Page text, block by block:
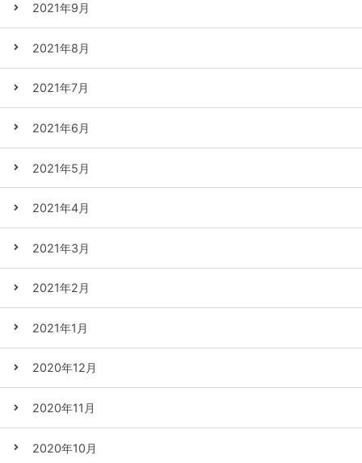
2021年9月
2021年8月
2021年7月
2021年6月
2021年5月
2021年4月
2021年3月
2021年2月
2021年1月
2020年12月
2020年11月
2020年10月